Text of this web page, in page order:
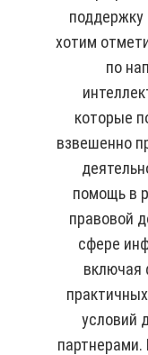
хотим
по
которые
взвешенно
помощь в
правовой
сфере
включая
условий
партнерами.